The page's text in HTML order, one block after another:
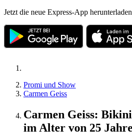
Jetzt die neue Express-App
Promi und Show
Carmen Geiss
Carmen Geiss:
im Alter von 25